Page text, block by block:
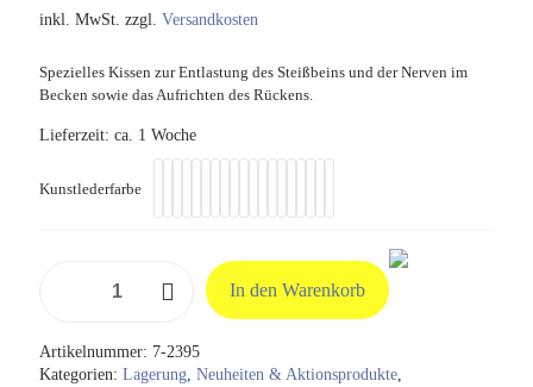
inkl. MwSt. zzgl. Versandkosten
Spezielles Kissen zur Entlastung des Steißbeins und der Nerven im
Becken sowie das Aufrichten des Rückens.
Lieferzeit: ca. 1 Woche
Kunstlederfarbe
Menge
In den Warenkorb
Artikelnummer: 7-2395
Kategorien: Lagerung, Neuheiten & Aktionsprodukte,